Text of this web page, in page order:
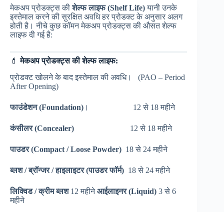
मेकअप प्रोडक्ट्स कीशेल्फ लाइफ (Shelf Life)यानी उनके
इस्तेमाल करने की सुरक्षित अवधि हर प्रोडक्ट के अनुसार अलग
होती है। नीचे कुछ कॉमन मेकअप प्रोडक्ट्स की औसत शेल्फ
लाइफ दी गई है:
💄मेकअप प्रोडक्ट्स की शेल्फ लाइफ:
प्रोडक्ट खोलने के बाद इस्तेमाल की अवधि। (PAO – Period
After Opening)
फाउंडेशन (Foundation) । 12 से 18 महीने
कंसीलर (Concealer) 12 से 18 महीने
पाउडर (Compact / Loose Powder) 18 से 24 महीने
ब्लश / ब्रॉन्जर / हाइलाइटर (पाउडर फॉर्म) 18 से 24 महीने
लिक्विड / क्रीम ब्लश12 महीनेआईलाइनर (Liquid) 3 से 6
महीने